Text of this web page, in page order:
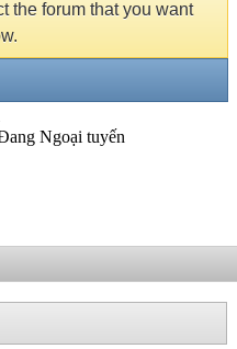
the forum that you want